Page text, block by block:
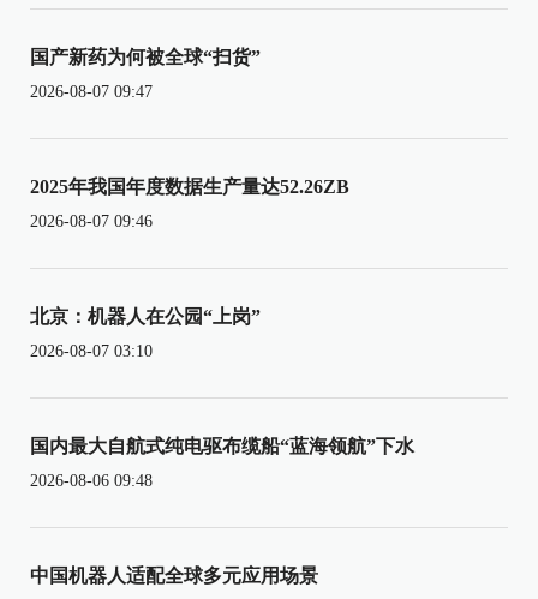
国产新药为何被全球“扫货”
2026-08-07 09:47
2025年我国年度数据生产量达52.26ZB
2026-08-07 09:46
北京：机器人在公园“上岗”
2026-08-07 03:10
国内最大自航式纯电驱布缆船“蓝海领航”下水
2026-08-06 09:48
中国机器人适配全球多元应用场景